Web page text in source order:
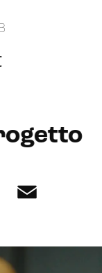
LinkedIn